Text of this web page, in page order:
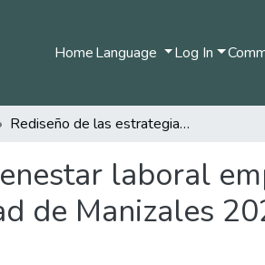
HomeLanguage Log In
Rediseño de las estrategias de bienestar laboral empleadas en una corporación financiera de la ciudad de Manizales 2023
laboral
de Manizales